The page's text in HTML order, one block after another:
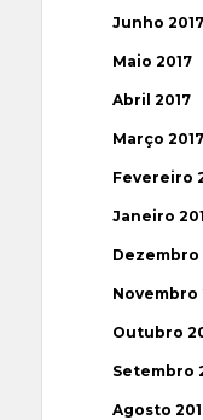
Junho 2017
Maio 2017
Abril 2017
Março 2017
Fevereiro
Janeiro
Dezembro
Novembro
Outubro
Setembro
Agosto